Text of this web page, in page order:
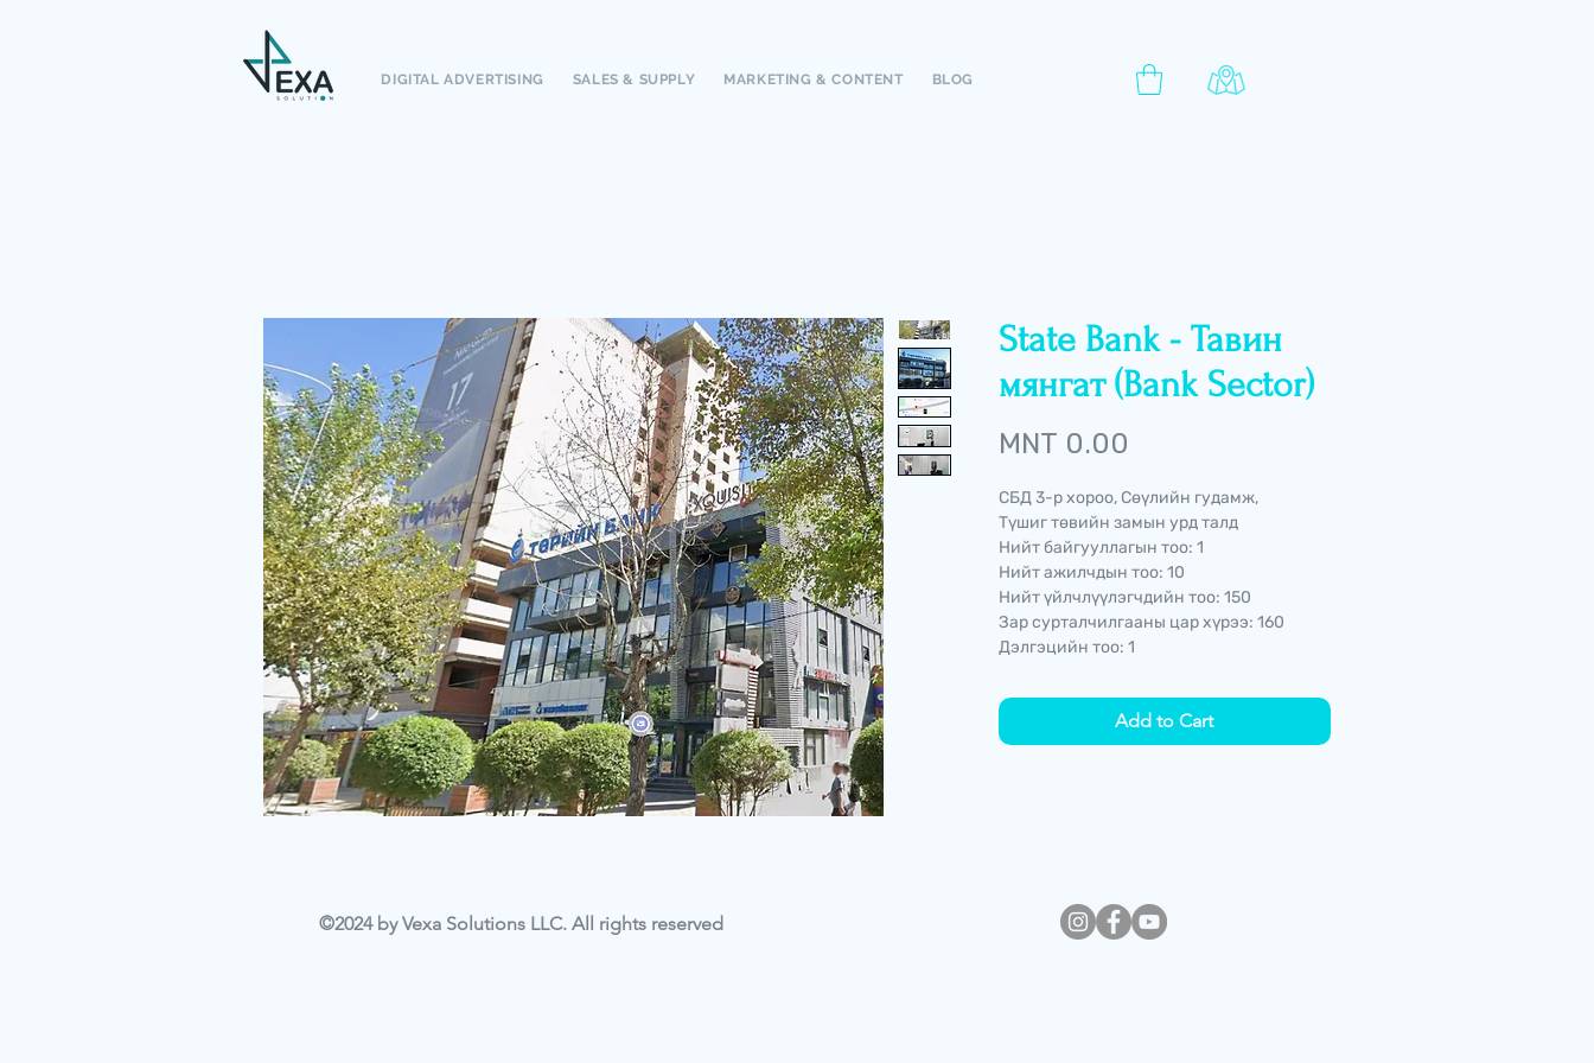
DIGITAL ADVERTISING SALES & SUPPLY MARKETING & CONTENT BLOG
State Bank - Тавин
мянгат (Bank Sector)
MNT 0.00
СБД 3-р хороо, Сөүлийн гудамж,
Түшиг төвийн замын урд талд
Нийт байгууллагын тоо: 1
Нийт ажилчдын тоо: 10
Нийт үйлчлүүлэгчдийн тоо: 150
Зар сурталчилгааны цар хүрээ: 160
Дэлгэцийн тоо: 1
Add to Cart
©2024 by Vexa Solutions LLC. All rights reserved